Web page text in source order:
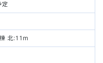
北:11m